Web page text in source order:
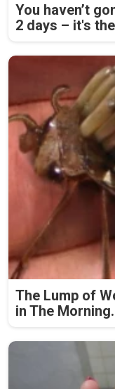
You haven’t
2 days – it's
The Lump of
in The